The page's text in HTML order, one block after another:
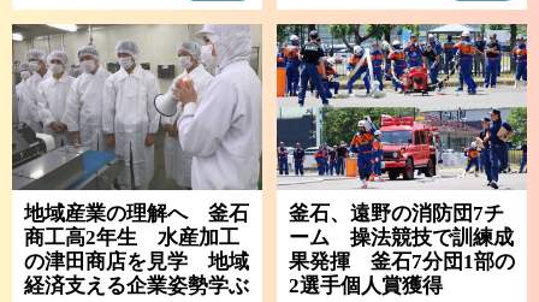
地域産業の理解へ 釜石
商工高2年生 水産加工
の津田商店を見学 地域
経済支える企業姿勢学ぶ
釜石、遠野の消防団7チ
ーム 操法競技で訓練成
果発揮 釜石7分団1部の
2選手個人賞獲得